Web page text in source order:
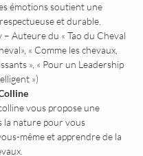
émotions soutient une
et durable.
– Auteure du « Tao du Cheval
« Comme les chevaux,
», « Pour un Leadership
»)
vous propose une
la nature pour vous
même et apprendre de la